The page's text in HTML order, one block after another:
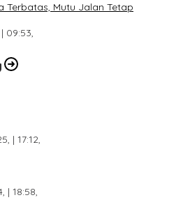
Terbatas, Mutu Jalan Tetap
09:53,
| 17:12,
| 18:58,